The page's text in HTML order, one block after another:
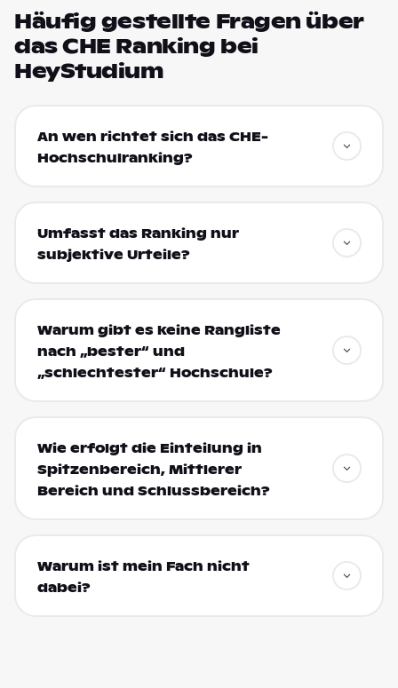
Häufig gestellte Fragen über
das CHE Ranking bei
HeyStudium
An wen richtet sich das CHE-
Hochschulranking?
Umfasst das Ranking nur
subjektive Urteile?
Warum gibt es keine Rangliste
nach „bester“ und
„schlechtester“ Hochschule?
Wie erfolgt die Einteilung in
Spitzenbereich, Mittlerer
Bereich und Schlussbereich?
Warum ist mein Fach nicht
dabei?